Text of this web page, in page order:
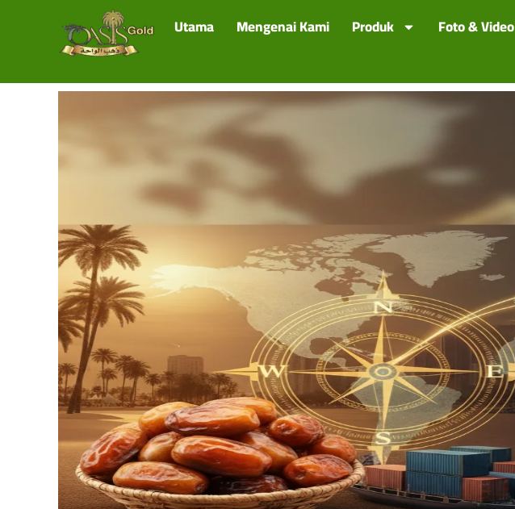
Utama Mengenai Kami Produk Foto & Video